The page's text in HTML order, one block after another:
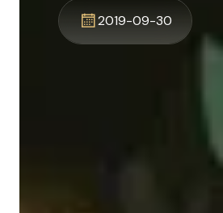
2019-09-30